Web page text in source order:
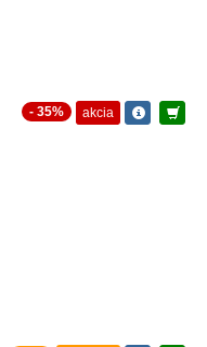
- 35% akcia